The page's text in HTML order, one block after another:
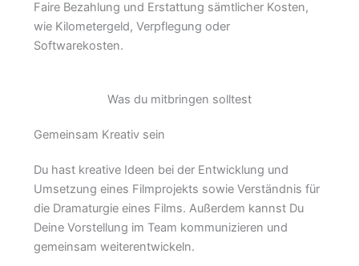
Faire Bezahlung und Erstattung sämtlicher Kosten,
wie Kilometergeld, Verpflegung oder
Softwarekosten.
Was du mitbringen solltest
Gemeinsam Kreativ sein
Du hast kreative Ideen bei der Entwicklung und
Umsetzung eines Filmprojekts sowie Verständnis für
die Dramaturgie eines Films. Außerdem kannst Du
Deine Vorstellung im Team kommunizieren und
gemeinsam weiterentwickeln.